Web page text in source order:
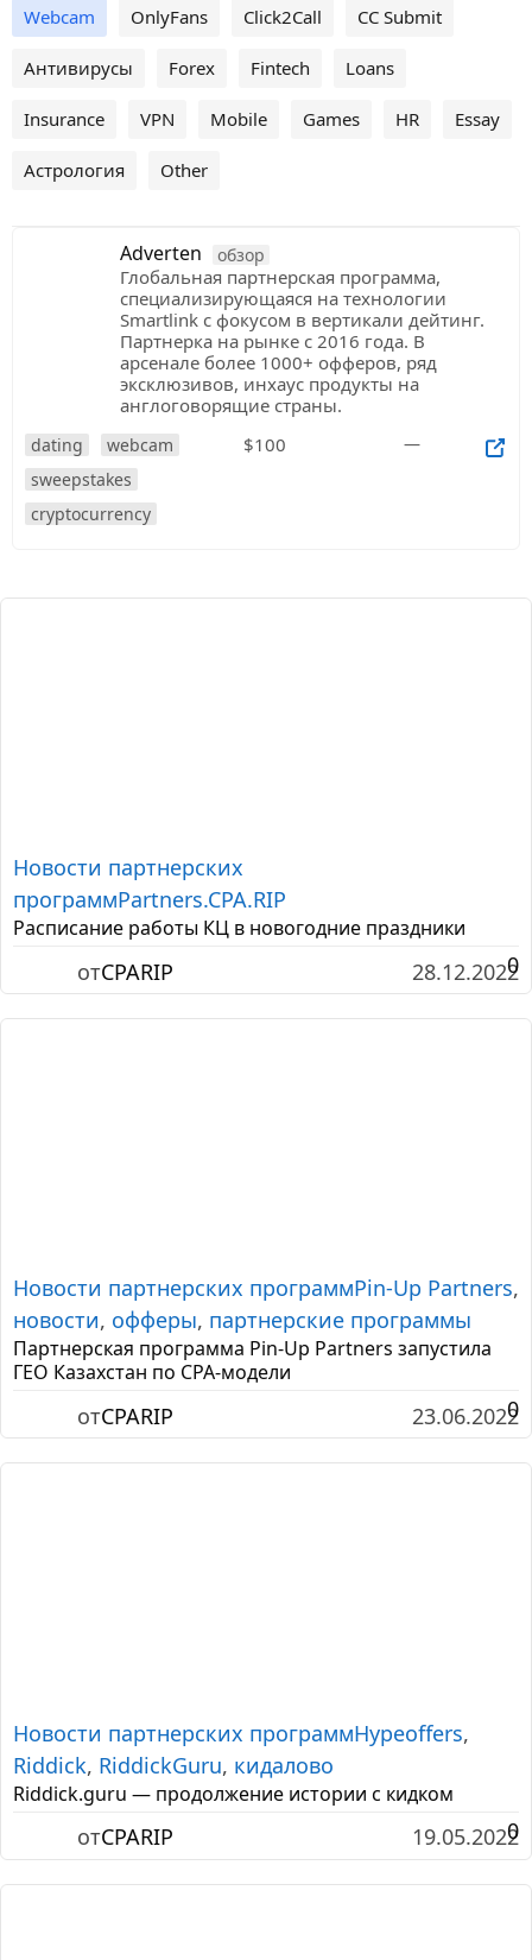
Webcam OnlyFans Click2Call CC Submit
Антивирусы Forex Fintech Loans
Insurance VPN Mobile Games HR Essay
Астрология Other
Adverten обзор
Глобальная партнерская программа,
специализирующаяся на технологии
Smartlink с фокусом в вертикали дейтинг.
Партнерка на рынке с 2016 года. В
арсенале более 1000+ офферов, ряд
эксклюзивов, инхаус продукты на
англоговорящие страны.
dating
webcam
sweepstakes
cryptocurrency
$100 —
0
Новости партнерских
программPartners.CPA.RIP
Расписание работы КЦ в новогодние праздники
отCPARIP 28.12.2022
0
Новости партнерских программPin-Up Partners,
новости, офферы, партнерские программы
Партнерская программа Pin-Up Partners запустила
ГЕО Казахстан по CPA-модели
отCPARIP 23.06.2022
0
Новости партнерских программHypeoffers,
Riddick, RiddickGuru, кидалово
Riddick.guru — продолжение истории с кидком
отCPARIP 19.05.2022